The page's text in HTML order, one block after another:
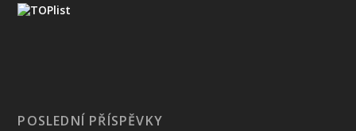
POSLEDNÍ PŘÍSPĚVKY